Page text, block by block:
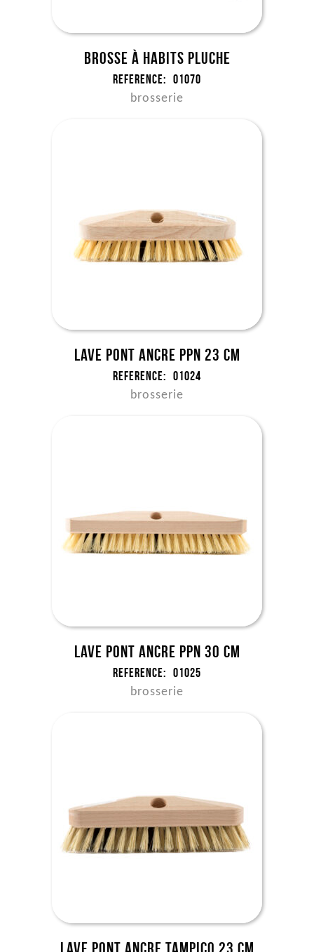
Brosse à habits pluche
Reference: 01070
brosserie
Lave pont ancre ppn 23 cm
Reference: 01024
brosserie
Lave pont ancre ppn 30 cm
Reference: 01025
brosserie